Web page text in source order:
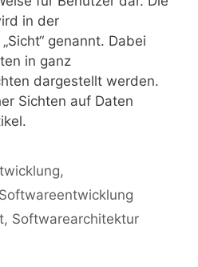
in der
genannt. Dabei
in ganz
dargestellt werden.
Sichten auf Daten
,
Softwareentwicklung
, Softwarearchitektur